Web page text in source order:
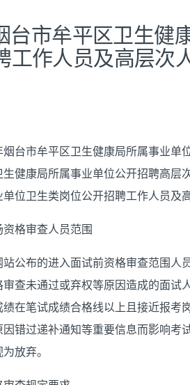
台市牟平区卫生健
工作人员及高层次
烟台市牟平区卫生健康局所属事业单
生健康局所属事业单位公开招聘高层
单位卫生类岗位公开招聘工作人员及
格审查人员范围
站公布的进入面试前资格审查范围人
审查未通过或弃权等原因造成的面
绩在笔试成绩合格线以上且接近报考
因错过递补通知等重要信息而影响考
放弃。